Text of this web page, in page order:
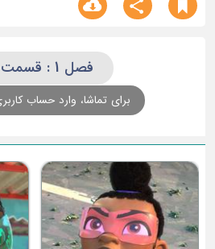
فصل 1 : قسمت اول
برای تماشا، وارد حساب